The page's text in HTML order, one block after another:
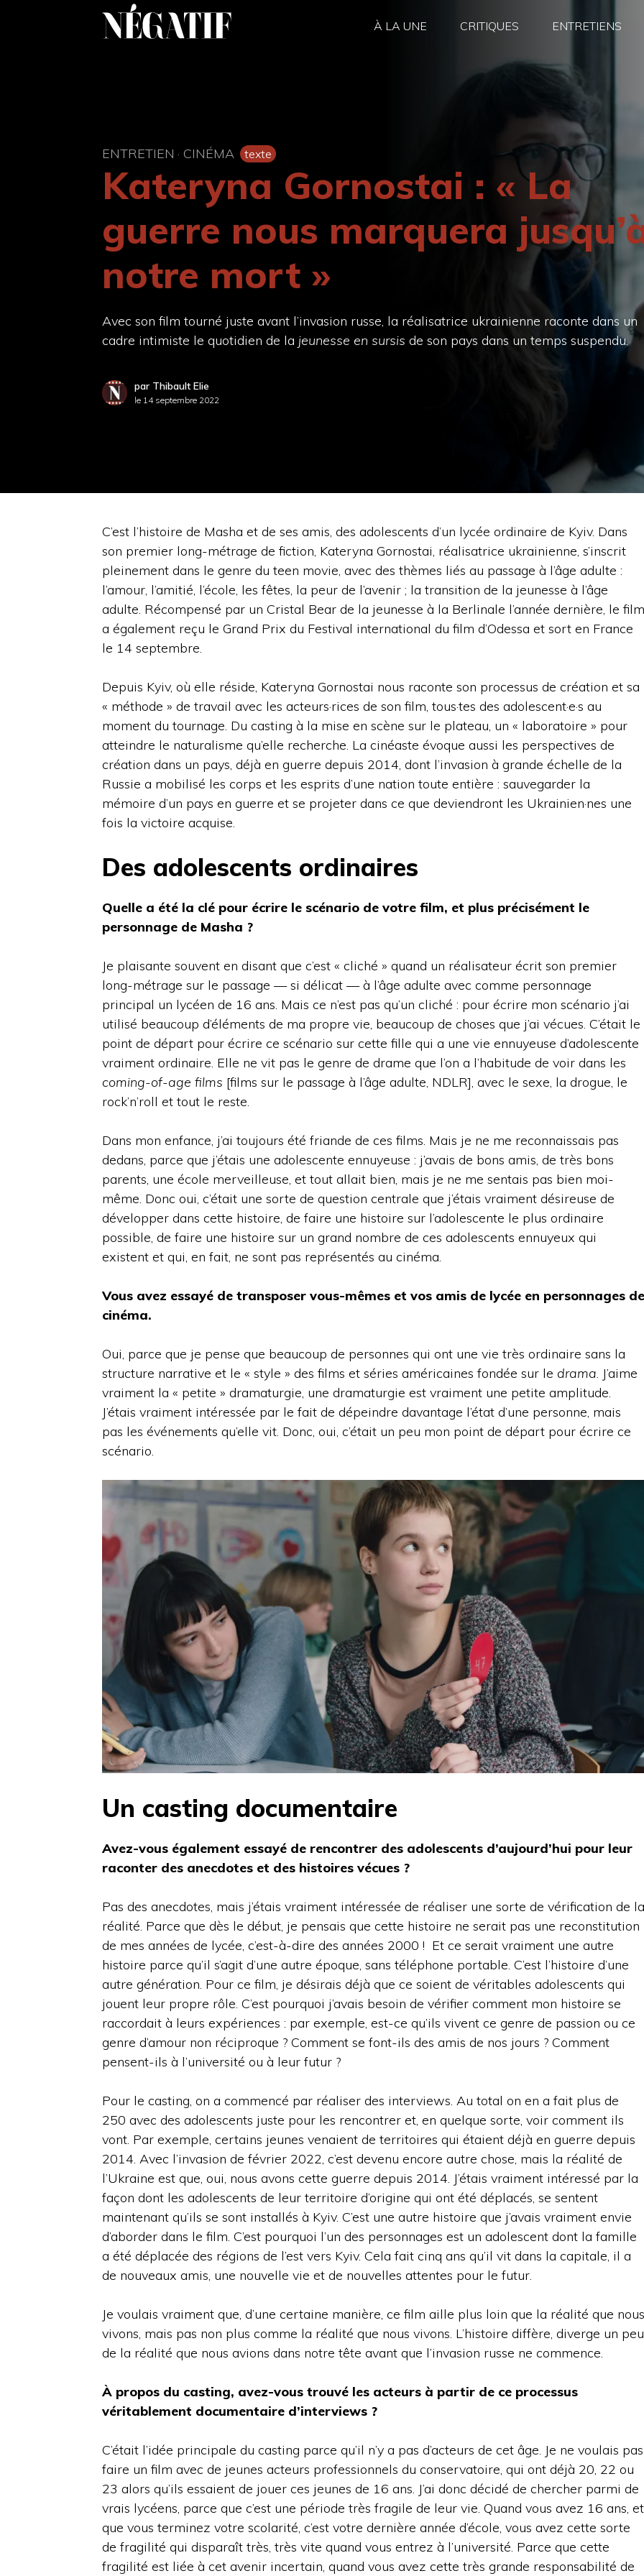
À LA UNE CRITIQUES ENTRETIENS
ENTRETIEN · CINÉMA texte
Kateryna Gornostai : « La
guerre nous marquera
notre mort »
Avec son film tourné juste avant l’invasion russe, la réalisatrice ukrainienne raconte dans un
cadre intimiste le quotidien de la jeunesse en sursis de son pays dans un temps suspendu.
par Thibault Elie
le 14 septembre 2022
C’est l’histoire de Masha et de ses amis, des adolescents d’un lycée ordinaire de Kyiv. Dans
son premier long-métrage de fiction, Kateryna Gornostai, réalisatrice ukrainienne, s’inscrit
pleinement dans le genre du teen movie, avec des thèmes liés au passage à l’âge adulte :
l’amour, l’amitié, l’école, les fêtes, la peur de l’avenir ; la transition de la jeunesse à l’âge
adulte. Récompensé par un Cristal Bear de la jeunesse à la Berlinale l’année dernière, le film
a également reçu le Grand Prix du Festival international du film d’Odessa et sort en France
le 14 septembre.
Depuis Kyiv, où elle réside, Kateryna Gornostai nous raconte son processus de création et sa
« méthode » de travail avec les acteurs·rices de son film, tous·tes des adolescent·e·s au
moment du tournage. Du casting à la mise en scène sur le plateau, un « laboratoire » pour
atteindre le naturalisme qu’elle recherche. La cinéaste évoque aussi les perspectives de
création dans un pays, déjà en guerre depuis 2014, dont l’invasion à grande échelle de la
Russie a mobilisé les corps et les esprits d’une nation toute entière : sauvegarder la
mémoire d’un pays en guerre et se projeter dans ce que deviendront les Ukrainien·nes une
fois la victoire acquise.
Des adolescents ordinaires
Quelle a été la clé pour écrire le scénario de votre film, et plus précisément le
personnage de Masha ?
Je plaisante souvent en disant que c’est « cliché » quand un réalisateur écrit son premier
long-métrage sur le passage — si délicat — à l’âge adulte avec comme personnage
principal un lycéen de 16 ans. Mais ce n’est pas qu’un cliché : pour écrire mon scénario j’ai
utilisé beaucoup d’éléments de ma propre vie, beaucoup de choses que j’ai vécues. C’était le
point de départ pour écrire ce scénario sur cette fille qui a une vie ennuyeuse d’adolescente
vraiment ordinaire. Elle ne vit pas le genre de drame que l’on a l’habitude de voir dans les
coming-of-age films [films sur le passage à l’âge adulte, NDLR], avec le sexe, la drogue, le
rock’n’roll et tout le reste.
Dans mon enfance, j’ai toujours été friande de ces films. Mais je ne me reconnaissais pas
dedans, parce que j’étais une adolescente ennuyeuse : j’avais de bons amis, de très bons
parents, une école merveilleuse, et tout allait bien, mais je ne me sentais pas bien moi-
même. Donc oui, c’était une sorte de question centrale que j’étais vraiment désireuse de
développer dans cette histoire, de faire une histoire sur l’adolescente le plus ordinaire
possible, de faire une histoire sur un grand nombre de ces adolescents ennuyeux qui
existent et qui, en fait, ne sont pas représentés au cinéma.
Vous avez essayé de transposer vous-mêmes et vos amis de lycée en personnages de
cinéma.
Oui, parce que je pense que beaucoup de personnes qui ont une vie très ordinaire sans la
structure narrative et le « style » des films et séries américaines fondée sur le drama. J’aime
vraiment la « petite » dramaturgie, une dramaturgie est vraiment une petite amplitude.
J’étais vraiment intéressée par le fait de dépeindre davantage l’état d’une personne, mais
pas les événements qu’elle vit. Donc, oui, c’était un peu mon point de départ pour écrire ce
scénario.
Un casting documentaire
Avez-vous également essayé de rencontrer des adolescents d’aujourd’hui pour leur
raconter des anecdotes et des histoires vécues ?
Pas des anecdotes, mais j’étais vraiment intéressée de réaliser une sorte de vérification de la
réalité. Parce que dès le début, je pensais que cette histoire ne serait pas une reconstitution
de mes années de lycée, c’est-à-dire des années 2000 ! Et ce serait vraiment une autre
histoire parce qu’il s’agit d’une autre époque, sans téléphone portable. C’est l’histoire d’une
autre génération. Pour ce film, je désirais déjà que ce soient de véritables adolescents qui
jouent leur propre rôle. C’est pourquoi j’avais besoin de vérifier comment mon histoire se
raccordait à leurs expériences : par exemple, est-ce qu’ils vivent ce genre de passion ou ce
genre d’amour non réciproque ? Comment se font-ils des amis de nos jours ? Comment
pensent-ils à l’université ou à leur futur ?
Pour le casting, on a commencé par réaliser des interviews. Au total on en a fait plus de
250 avec des adolescents juste pour les rencontrer et, en quelque sorte, voir comment ils
vont. Par exemple, certains jeunes venaient de territoires qui étaient déjà en guerre depuis
2014. Avec l’invasion de février 2022, c’est devenu encore autre chose, mais la réalité de
l’Ukraine est que, oui, nous avons cette guerre depuis 2014. J’étais vraiment intéressé par la
façon dont les adolescents de leur territoire d’origine qui ont été déplacés, se sentent
maintenant qu’ils se sont installés à Kyiv. C’est une autre histoire que j’avais vraiment envie
d’aborder dans le film. C’est pourquoi l’un des personnages est un adolescent dont la famille
a été déplacée des régions de l’est vers Kyiv. Cela fait cinq ans qu’il vit dans la capitale, il a
de nouveaux amis, une nouvelle vie et de nouvelles attentes pour le futur.
Je voulais vraiment que, d’une certaine manière, ce film aille plus loin que la réalité que nous
vivons, mais pas non plus comme la réalité que nous vivons. L’histoire diffère, diverge un peu
de la réalité que nous avions dans notre tête avant que l’invasion russe ne commence.
À propos du casting, avez-vous trouvé les acteurs à partir de ce processus
véritablement documentaire d’interviews ?
C’était l’idée principale du casting parce qu’il n’y a pas d’acteurs de cet âge. Je ne voulais pas
faire un film avec de jeunes acteurs professionnels du conservatoire, qui ont déjà 20, 22 ou
23 alors qu’ils essaient de jouer ces jeunes de 16 ans. J’ai donc décidé de chercher parmi de
vrais lycéens, parce que c’est une période très fragile de leur vie. Quand vous avez 16 ans, et
que vous terminez votre scolarité, c’est votre dernière année d’école, vous avez cette sorte
de fragilité qui disparaît très, très vite quand vous entrez à l’université. Parce que cette
fragilité est liée à cet avenir incertain, quand vous avez cette très grande responsabilité de